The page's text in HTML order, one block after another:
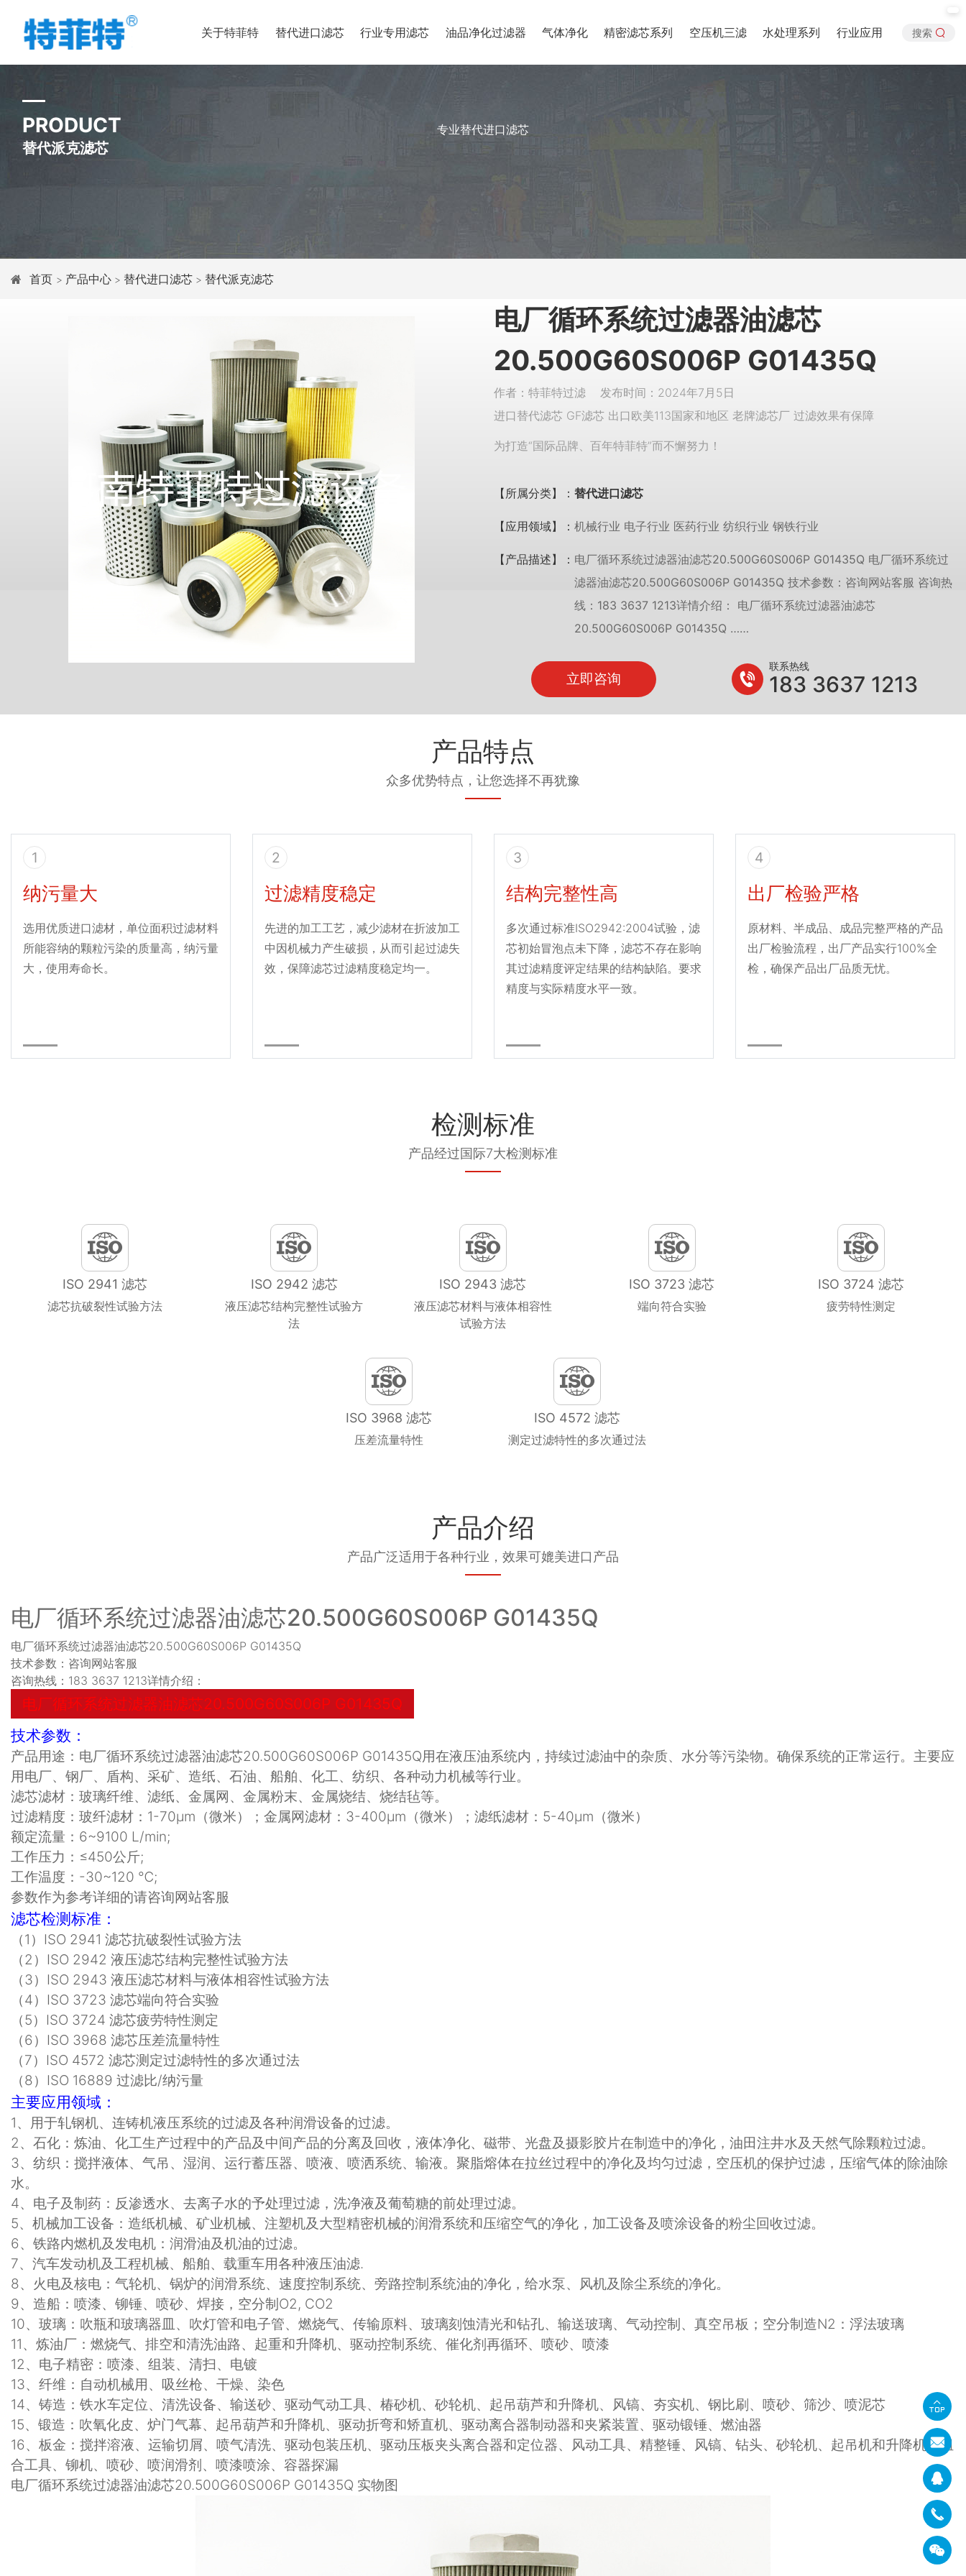
关于特菲特 替代进口滤芯 行业专用滤芯 油品净化过滤器 气体净化 精密滤芯系列 空压机三滤 水处理系列 行业应用 搜索
PRODUCT
替代派克滤芯
专业替代进口滤芯
首页 > 产品中心 > 替代进口滤芯 > 替代派克滤芯
电厂循环系统过滤器油滤芯
20.500G60S006P G01435Q
作者：特菲特过滤 发布时间：2024年7月5日
进口替代滤芯 GF滤芯 出口欧美113国家和地区 老牌滤芯厂 过滤效果有保障
为打造“国际品牌、百年特菲特”而不懈努力！
【所属分类】： 替代进口滤芯
【应用领域】： 机械行业 电子行业 医药行业 纺织行业 钢铁行业
【产品描述】： 电厂循环系统过滤器油滤芯20.500G60S006P G01435Q 电厂循环系统过
滤器油滤芯20.500G60S006P G01435Q 技术参数：咨询网站客服 咨询热
线：183 3637 1213详情介绍： 电厂循环系统过滤器油滤芯
20.500G60S006P G01435Q ……
立即咨询
联系热线
183 3637 1213
产品特点
众多优势特点，让您选择不再犹豫
1
纳污量大
选用优质进口滤材，单位面积过滤材料
所能容纳的颗粒污染的质量高，纳污量
大，使用寿命长。
2
过滤精度稳定
先进的加工工艺，减少滤材在折波加工
中因机械力产生破损，从而引起过滤失
效，保障滤芯过滤精度稳定均一。
3
结构完整性高
多次通过标准ISO2942:2004试验，滤
芯初始冒泡点未下降，滤芯不存在影响
其过滤精度评定结果的结构缺陷。要求
精度与实际精度水平一致。
4
出厂检验严格
原材料、半成品、成品完整严格的产品
出厂检验流程，出厂产品实行100%全
检，确保产品出厂品质无忧。
检测标准
产品经过国际7大检测标准
ISO 2941 滤芯
滤芯抗破裂性试验方法
ISO 2942 滤芯
液压滤芯结构完整性试验方
法
ISO 2943 滤芯
液压滤芯材料与液体相容性
试验方法
ISO 3723 滤芯
端向符合实验
ISO 3724 滤芯
疲劳特性测定
ISO 3968 滤芯
压差流量特性
ISO 4572 滤芯
测定过滤特性的多次通过法
产品介绍
产品广泛适用于各种行业，效果可媲美进口产品
电厂循环系统过滤器油滤芯20.500G60S006P G01435Q
电厂循环系统过滤器油滤芯20.500G60S006P G01435Q
技术参数：咨询网站客服
咨询热线：183 3637 1213详情介绍：
电厂循环系统过滤器油滤芯20.500G60S006P G01435Q
技术参数：
产品用途：电厂循环系统过滤器油滤芯20.500G60S006P G01435Q用在液压油系统内，持续过滤油中的杂质、水分等污染物。确保系统的正常运行。主要应
用电厂、钢厂、盾构、采矿、造纸、石油、船舶、化工、纺织、各种动力机械等行业。
滤芯滤材： 玻璃纤维、滤纸、金属网、金属粉末、金属烧结、烧结毡等。
过滤精度：玻纤滤材：1-70μm（微米）；金属网滤材：3-400μm（微米）；滤纸滤材：5-40μm（微米）
额定流量： 6~9100 L/min;
工作压力：≤450公斤;
工作温度： -30~120 ℃;
参数作为参考详细的请咨询网站客服
滤芯检测标准：
（1 ） ISO 2941 滤芯抗破裂性试验方法
（2 ） ISO 2942 液压滤芯结构完整性试验方法
（3） ISO 2943 液压滤芯材料与液体相容性试验方法
（4） ISO 3723 滤芯端向符合实验
（5） ISO 3724 滤芯疲劳特性测定
（6） ISO 3968 滤芯压差流量特性
（7） ISO 4572 滤芯测定过滤特性的多次通过法
（8）ISO 16889 过滤比/纳污量
主要应用领域：
1、用于轧钢机、连铸机液压系统的过滤及各种润滑设备的过滤。
2、石化：炼油、化工生产过程中的产品及中间产品的分离及回收，液体净化、磁带、光盘及摄影胶片在制造中的净化，油田注井水及天然气除颗粒过滤。
3、纺织：搅拌液体、气吊、湿润、运行蓄压器、喷液、喷洒系统、输液。聚脂熔体在拉丝过程中的净化及均匀过滤，空压机的保护过滤，压缩气体的除油除
水。
4、电子及制药：反渗透水、去离子水的予处理过滤，洗净液及葡萄糖的前处理过滤。
5、机械加工设备：造纸机械、矿业机械、注塑机及大型精密机械的润滑系统和压缩空气的净化，加工设备及喷涂设备的粉尘回收过滤。
6、铁路内燃机及发电机：润滑油及机油的过滤。
7、汽车发动机及工程机械、船舶、载重车用各种液压油滤.
8、火电及核电：气轮机、锅炉的润滑系统、速度控制系统、旁路控制系统油的净化，给水泵、风机及除尘系统的净化。
9、造船：喷漆、铆锤、喷砂、焊接，空分制 O2, CO2
10、玻璃：吹瓶和玻璃器皿、吹灯管和电子管、燃烧气、传输原料、玻璃刻蚀清光和钻孔、输送玻璃、气动控制、真空吊板；空分制造N2 ：浮法玻璃
11、炼油厂：燃烧气、排空和清洗油路、起重和升降机、驱动控制系统、催化剂再循环、喷砂、喷漆
12、电子精密：喷漆、组装、清扫、电镀
13、纤维：自动机械用、吸丝枪、干燥、染色
14、铸造：铁水车定位、清洗设备、输送砂、驱动气动工具、椿砂机、砂轮机、起吊葫芦和升降机、风镐、夯实机、钢比刷、喷砂、筛沙、喷泥芯
15、锻造：吹氧化皮、炉门气幕、起吊葫芦和升降机、驱动折弯和矫直机、驱动离合器制动器和夹紧装置、驱动锻锤、燃油器
16、板金：搅拌溶液、运输切屑、喷气清洗、驱动包装压机、驱动压板夹头离合器和定位器、风动工具、精整锤、风镐、钻头、砂轮机、起吊机和升降机、组
合工具、铆机、喷砂、喷润滑剂、喷漆喷涂、容器探漏
电厂循环系统过滤器油滤芯20.500G60S006P G01435Q 实物图